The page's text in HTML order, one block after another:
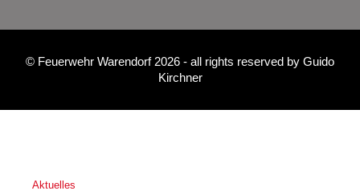
© Feuerwehr Warendorf 2026 - all rights reserved by Guido
Kirchner
Aktuelles